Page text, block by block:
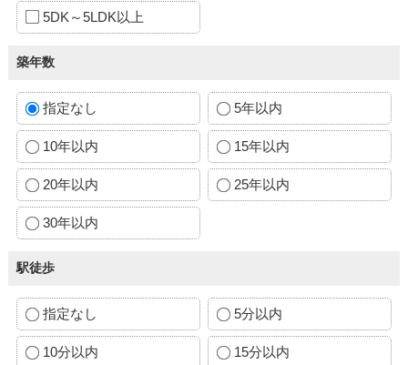
5DK～5LDK以上
築年数
指定なし 5年以内
10年以内 15年以内
20年以内 25年以内
30年以内
駅徒歩
指定なし 5分以内
10分以内 15分以内